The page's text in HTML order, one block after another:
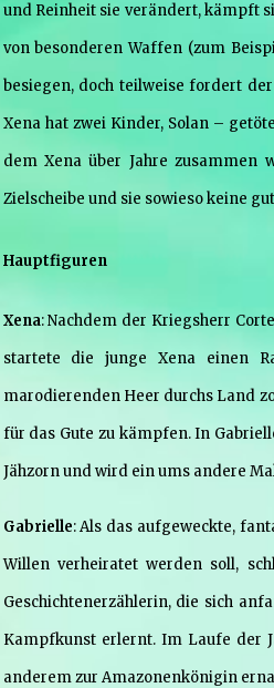
und Reinheit sie verändert, kämpft
von besonderen Waffen (zum
besiegen, doch teilweise fordert
Xena hat zwei Kinder, Solan –
dem Xena über Jahre zusammen
Zielscheibe und sie sowieso keine
Hauptfiguren
Xena: Nachdem der Kriegsherr
startete die junge Xena einen
marodierenden Heer durchs Land
für das Gute zu kämpfen. In
Jähzorn und wird ein ums andere
Gabrielle: Als das aufgeweckte,
Willen verheiratet werden soll,
Geschichtenerzählerin, die sich
Kampfkunst erlernt. Im Laufe der
anderem zur Amazonenkönigin